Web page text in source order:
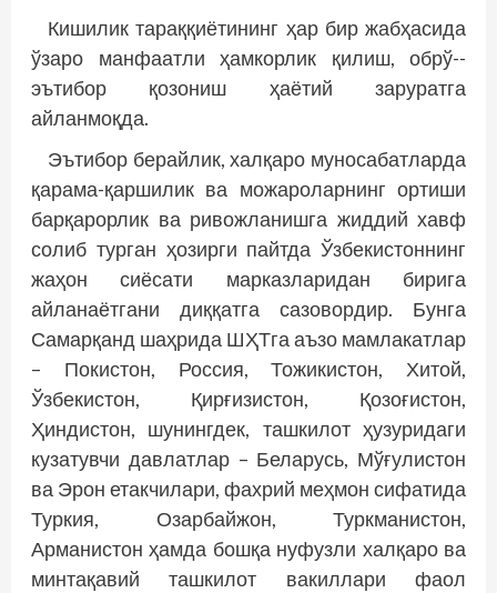
Кишилик тараққиётининг ҳар бир жабҳасида
ўзаро манфаатли ҳамкорлик қилиш, обрў-­
эътибор қозониш ҳаётий заруратга
айланмоқда.
Эътибор берайлик, халқаро муносабатларда
қарама-қаршилик ва можароларнинг ортиши
барқарорлик ва ривожланишга жиддий хавф
солиб турган ҳозирги пайтда Ўзбекистоннинг
жаҳон сиёсати марказларидан бирига
айланаётгани диққатга сазовордир. Бунга
Самарқанд шаҳрида ШҲТга аъзо мамлакатлар
– Покистон, Россия, Тожикистон, Хитой,
Ўзбекистон, Қирғизистон, Қозоғистон,
Ҳиндистон, шунингдек, ташкилот ҳузуридаги
кузатувчи давлатлар – Беларусь, Мўғулистон
ва Эрон етакчилари, фахрий меҳмон сифатида
Туркия, Озарбайжон, Туркманистон,
Арманистон ҳамда бошқа нуфузли халқаро ва
минтақавий ташкилот вакиллари фаол